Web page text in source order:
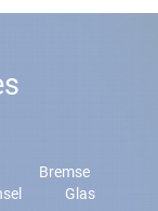
Bremse
Glas